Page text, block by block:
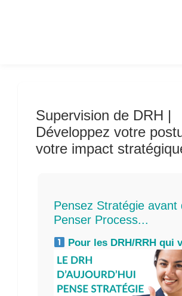
Supervision de DRH |
Développez votre
votre impact
Pensez Stratégie avant
Penser Process...
Pour les DRH/RRH qui